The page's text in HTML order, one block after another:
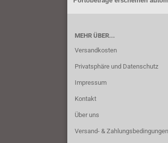
MEHR ÜBER...
Versandkosten
Privatsphäre und Datenschutz
Impressum
Kontakt
Über uns
Versand- & Zahlungsbedingungen